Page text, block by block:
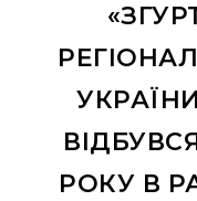
РОКУ В